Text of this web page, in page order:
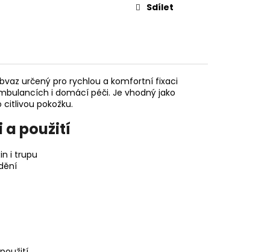
Sdílet
určený pro rychlou a komfortní fixaci
i domácí péči. Je vhodný jako
pokožku.
a použití
i trupu